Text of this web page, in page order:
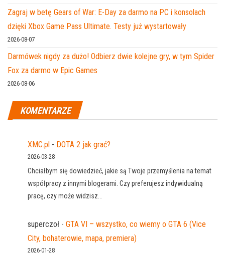
Zagraj w betę Gears of War: E-Day za darmo na PC i konsolach
dzięki Xbox Game Pass Ultimate. Testy już wystartowały
2026-08-07
Darmówek nigdy za dużo! Odbierz dwie kolejne gry, w tym Spider
Fox za darmo w Epic Games
2026-08-06
KOMENTARZE
XMC.pl - DOTA 2 jak grać?
2026-03-28
Chciałbym się dowiedzieć, jakie są Twoje przemyślenia na temat
współpracy z innymi blogerami. Czy preferujesz indywidualną
pracę, czy może widzisz…
superczoł - GTA VI – wszystko, co wiemy o GTA 6 (Vice
City, bohaterowie, mapa, premiera)
2026-01-28